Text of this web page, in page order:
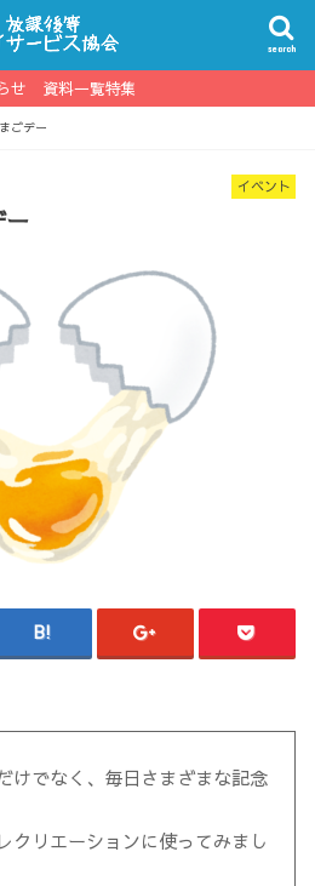
search
せ 資料一覧特集
ごデー
イベント
けでなく、毎日さまざまな記念
クリエーションに使ってみまし